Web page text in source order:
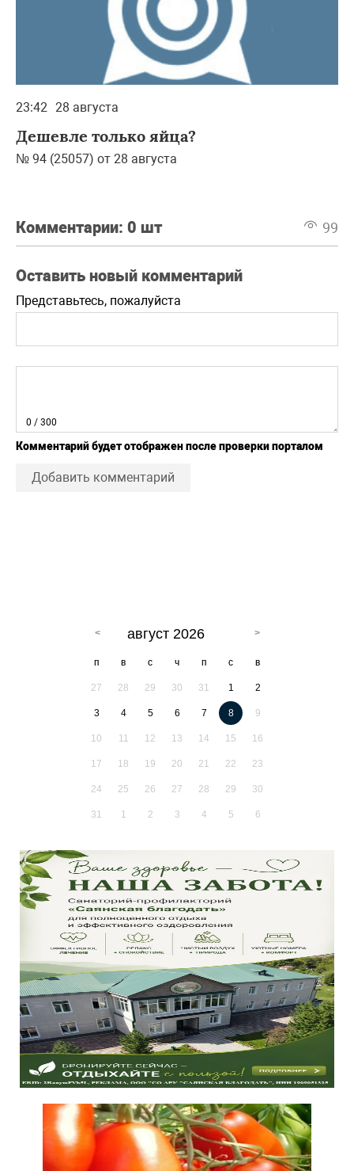
23:42 28 августа
Дешевле только яйца?
№ 94 (25057) от 28 августа
Комментарии: 0 шт 99
Оставить новый комментарий
Представьтесь, пожалуйста
0 / 300
Комментарий будет отображен после проверки порталом
Добавить комментарий
август 2026
п в с ч п с в
27 28 29 30 31 1 2
3 4 5 6 7 8 9
10 11 12 13 14 15 16
17 18 19 20 21 22 23
24 25 26 27 28 29 30
31 1 2 3 4 5 6